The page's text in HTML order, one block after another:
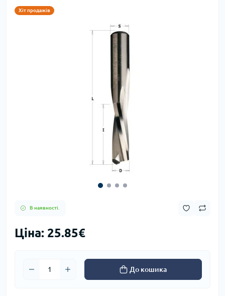
Хіт продажів
В наявності.
Ціна: 25.85€
До кошика